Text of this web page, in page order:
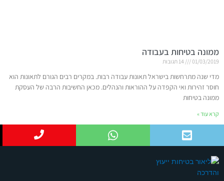
ממונה בטיחות בעבודה
01/03/2019
מדי שנה מתרחשות בישראל תאונות עבודה רבות. במקרים רבים הגורם לתאונות הוא
חוסר זהירות ואי הקפדה על ההוראות והנהלים. מכאן החשיבות הרבה של העסקת
ממונה בטיחות
קרא עוד »